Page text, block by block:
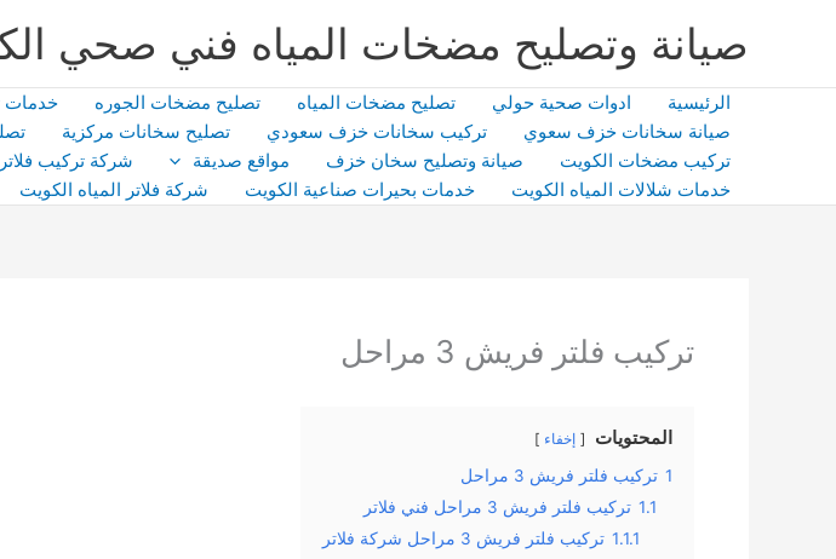
صيانة وتصليح مضخات المياه فني صحي
الرئيسية ادوات صحية حولي تصليح مضخات المياه تصليح مضخات الجوره خدمات
صيانة سخانات خزف سعوي
تركيب سخانات خزف سعودي تصليح سخانات مركزية
تركيب مضخات الكويت
صيانة وتصليح سخان خزف مواقع صديقة شركة تركيب
خدمات شلالات المياه الكويت
خدمات بحيرات صناعية الكويت شركة فلاتر المياه الكويت
تركيب فلتر فريش 3 مراحل
المحتويات إخفاء
1 تركيب فلتر فريش 3 مراحل
1.1 تركيب فلتر فريش 3 مراحل فني فلاتر
1.1.1 تركيب فلتر فريش 3 مراحل شركة فلاتر